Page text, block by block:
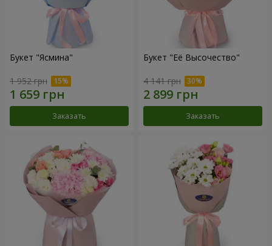
Букет "Ясмина"
1 952 грн
Заказать
Букет "Её Высочество"
4 141 грн
Заказать